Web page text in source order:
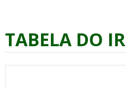
TABELA DO IR